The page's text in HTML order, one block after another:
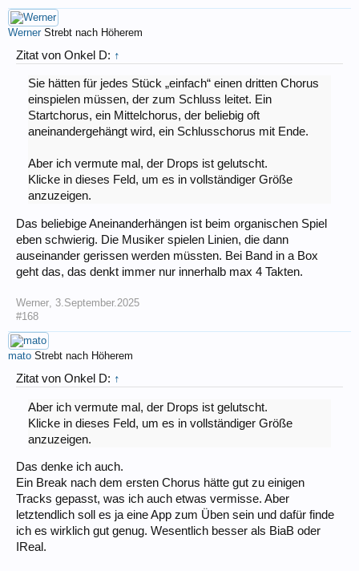
Werner Strebt nach Höherem
Zitat von Onkel D: ↑
Sie hätten für jedes Stück „einfach“ einen dritten Chorus
einspielen müssen, der zum Schluss leitet. Ein
Startchorus, ein Mittelchorus, der beliebig oft
aneinandergehängt wird, ein Schlusschorus mit Ende.
Aber ich vermute mal, der Drops ist gelutscht.
Klicke in dieses Feld, um es in vollständiger Größe
anzuzeigen.
Das beliebige Aneinanderhängen ist beim organischen Spiel
eben schwierig. Die Musiker spielen Linien, die dann
auseinander gerissen werden müssten. Bei Band in a Box
geht das, das denkt immer nur innerhalb max 4 Takten.
Werner 3.September.2025
#168
mato Strebt nach Höherem
Zitat von Onkel D: ↑
Aber ich vermute mal, der Drops ist gelutscht.
Klicke in dieses Feld, um es in vollständiger Größe
anzuzeigen.
Das denke ich auch.
Ein Break nach dem ersten Chorus hätte gut zu einigen
Tracks gepasst, was ich auch etwas vermisse. Aber
letztendlich soll es ja eine App zum Üben sein und dafür finde
ich es wirklich gut genug. Wesentlich besser als BiaB oder
IReal.